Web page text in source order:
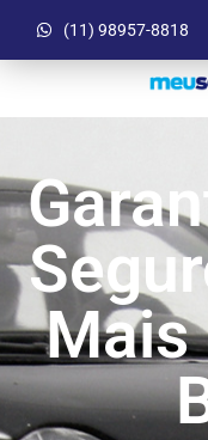
(11) 98957-8818
Mais